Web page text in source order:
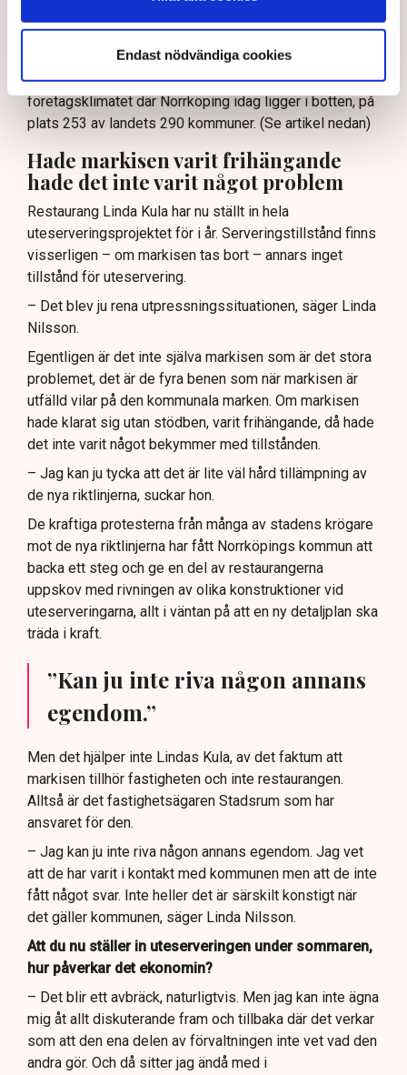
Endast nödvändiga cookies
– Det är typiskt för hur en del tjänstemän i kommunen
ser på oss, säger Linda Nilsson och hänvisar till
Svenskt Näringslivs ranking av det lokala
företagsklimatet där Norrköping idag ligger i botten, på
plats 253 av landets 290 kommuner. (Se artikel nedan)
Hade markisen varit frihängande
hade det inte varit något problem
Restaurang Linda Kula har nu ställt in hela
uteserveringsprojektet för i år. Serveringstillstånd finns
visserligen – om markisen tas bort – annars inget
tillstånd för uteservering.
– Det blev ju rena utpressningssituationen, säger Linda
Nilsson.
Egentligen är det inte själva markisen som är det stora
problemet, det är de fyra benen som när markisen är
utfälld vilar på den kommunala marken. Om markisen
hade klarat sig utan stödben, varit frihängande, då hade
det inte varit något bekymmer med tillstånden.
– Jag kan ju tycka att det är lite väl hård tillämpning av
de nya riktlinjerna, suckar hon.
De kraftiga protesterna från många av stadens krögare
mot de nya riktlinjerna har fått Norrköpings kommun att
backa ett steg och ge en del av restaurangerna
uppskov med rivningen av olika konstruktioner vid
uteserveringarna, allt i väntan på att en ny detaljplan ska
träda i kraft.
”Kan ju inte riva någon annans
egendom.”
Men det hjälper inte Lindas Kula, av det faktum att
markisen tillhör fastigheten och inte restaurangen.
Alltså är det fastighetsägaren Stadsrum som har
ansvaret för den.
– Jag kan ju inte riva någon annans egendom. Jag vet
att de har varit i kontakt med kommunen men att de inte
fått något svar. Inte heller det är särskilt konstigt när
det gäller kommunen, säger Linda Nilsson.
Att du nu ställer in uteserveringen under sommaren,
hur påverkar det ekonomin?
– Det blir ett avbräck, naturligtvis. Men jag kan inte ägna
mig åt allt diskuterande fram och tillbaka där det verkar
som att den ena delen av förvaltningen inte vet vad den
andra gör. Och då sitter jag ändå med i